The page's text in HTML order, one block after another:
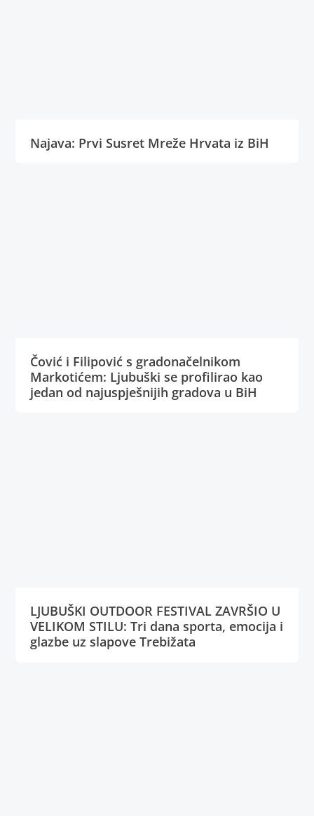
Najava: Prvi Susret Mreže Hrvata iz BiH
Čović i Filipović s gradonačelnikom
Markotićem: Ljubuški se profilirao kao
jedan od najuspješnijih gradova u BiH
LJUBUŠKI OUTDOOR FESTIVAL ZAVRŠIO U
VELIKOM STILU: Tri dana sporta, emocija i
glazbe uz slapove Trebižata